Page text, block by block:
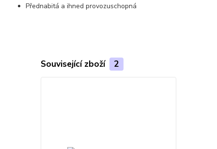
Přednabitá a ihned provozuschopná
Související zboží 2